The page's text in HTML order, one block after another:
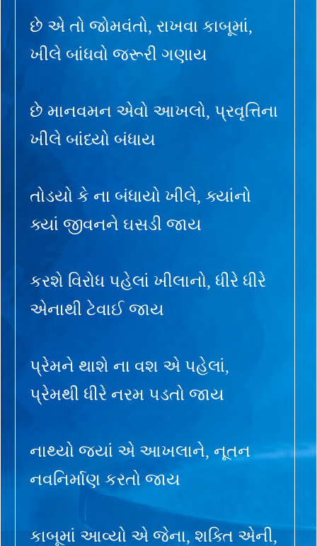
છે એ તો જોમવંતો, રાખવા કાબૂમાં,
ખીલે બાંધવો જરૂરી ગણાય
છે માનવમન એવો આખલો, પ્રવૃત્તિના
ખીલે બાંધ્યો બંધાય
તોડયો કે ના બંધાયો ખીલે, ક્યાંનો
ક્યાં જીવનને ઘસડી જાય
કરશે વિરોધ પહેલાં ખીલાનો, ધીરે ધીરે
એનાથી ટેવાઈ જાય
પ્રેમને થાશે ના વશ એ પહેલાં,
પ્રેમથી ધીરે નરમ પડતો જાય
નાથ્યો જ્યાં એ આખલાને, નૂતન
નવનિર્માણ કરતો જાય
કાબૂમાં આવ્યો એ જેના, શક્તિ એની,